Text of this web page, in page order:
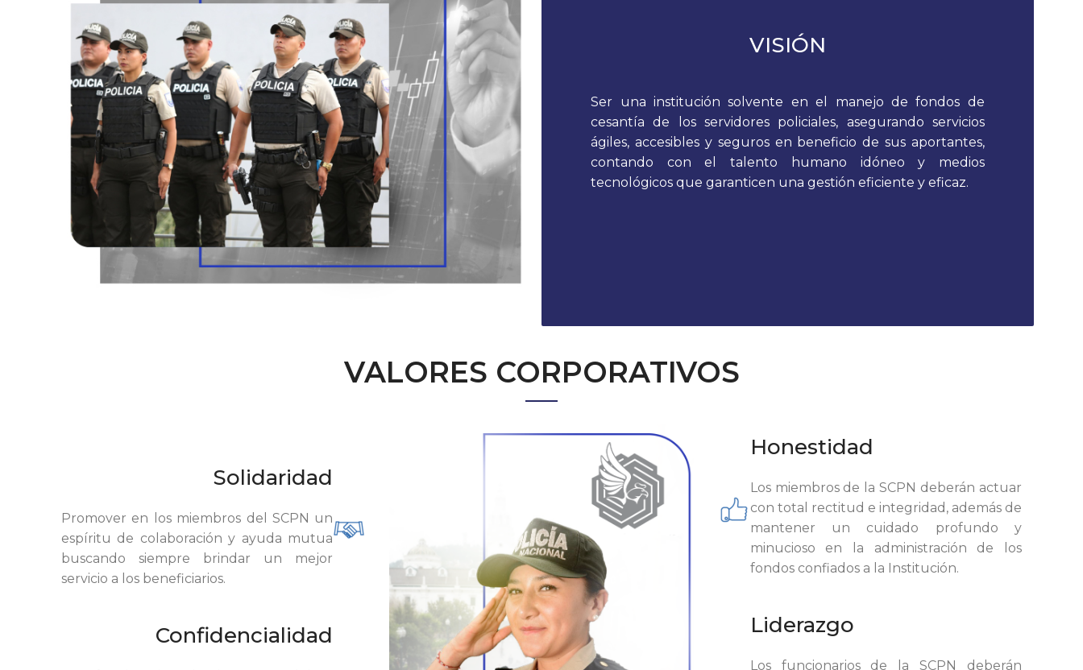
VISIÓN
Ser una institución solvente en el manejo de fondos de
cesantía de los servidores policiales, asegurando servicios
ágiles, accesibles y seguros en beneficio de sus aportantes,
contando con el talento humano idóneo y medios
tecnológicos que garanticen una gestión eficiente y eficaz.
VALORES CORPORATIVOS
Solidaridad
Promover en los miembros del SCPN un
espíritu de colaboración y ayuda mutua
buscando siempre brindar un mejor
servicio a los beneficiarios.
Confidencialidad
Honestidad
Los miembros de la SCPN deberán actuar
con total rectitud e integridad, además de
mantener un cuidado profundo y
minucioso en la administración de los
fondos confiados a la Institución.
Liderazgo
Los funcionarios de la SCPN deberán